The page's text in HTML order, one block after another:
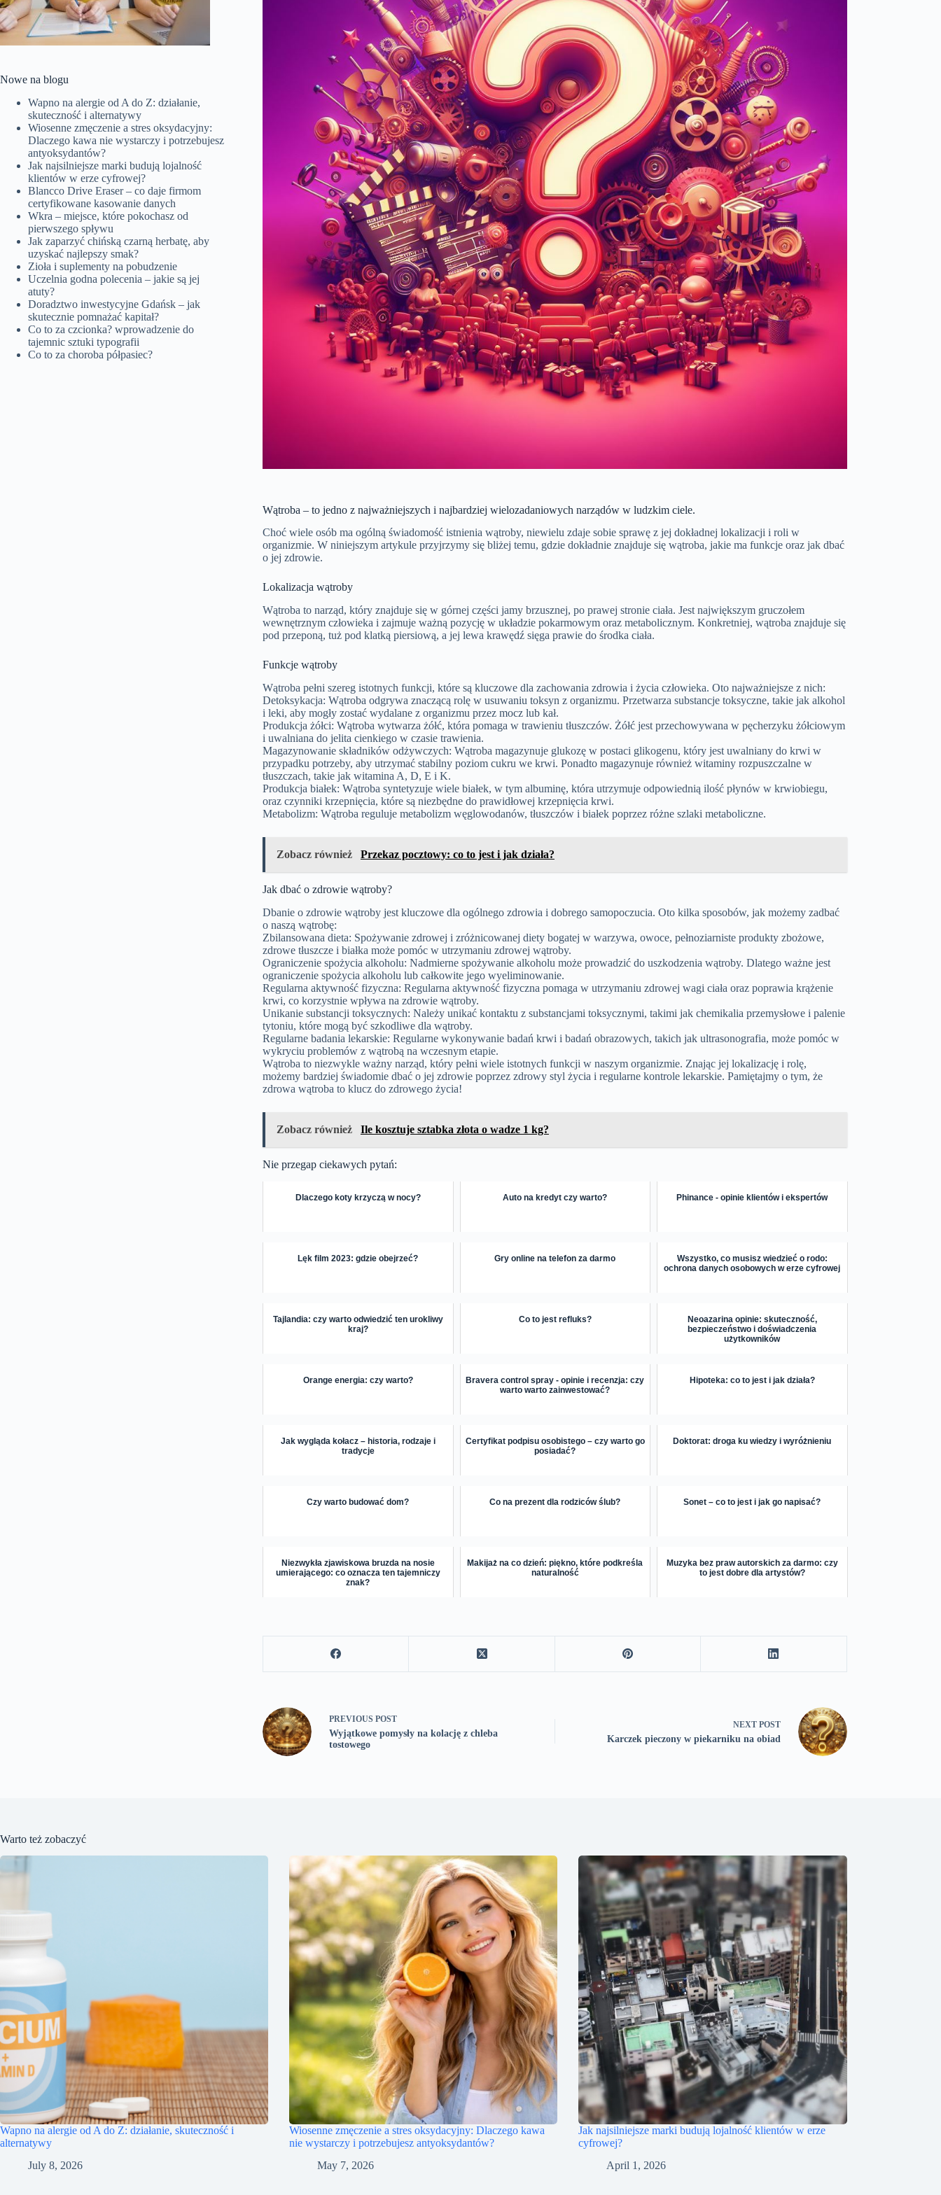
Wątroba – to jedno z najważniejszych i najbardziej wielozadaniowych narządów w ludzkim ciele.
Choć wiele osób ma ogólną świadomość istnienia wątroby, niewielu zdaje sobie sprawę z jej dokładnej lokalizacji i roli w
organizmie. W niniejszym artykule przyjrzymy się bliżej temu, gdzie dokładnie znajduje się wątroba, jakie ma funkcje oraz jak dbać
o jej zdrowie.
Lokalizacja wątroby
Wątroba to narząd, który znajduje się w górnej części jamy brzusznej, po prawej stronie ciała. Jest największym gruczołem
wewnętrznym człowieka i zajmuje ważną pozycję w układzie pokarmowym oraz metabolicznym. Konkretniej, wątroba znajduje się
pod przeponą, tuż pod klatką piersiową, a jej lewa krawędź sięga prawie do środka ciała.
Funkcje wątroby
Wątroba pełni szereg istotnych funkcji, które są kluczowe dla zachowania zdrowia i życia człowieka. Oto najważniejsze z nich:
Detoksykacja: Wątroba odgrywa znaczącą rolę w usuwaniu toksyn z organizmu. Przetwarza substancje toksyczne, takie jak alkohol
i leki, aby mogły zostać wydalane z organizmu przez mocz lub kał.
Produkcja żółci: Wątroba wytwarza żółć, która pomaga w trawieniu tłuszczów. Żółć jest przechowywana w pęcherzyku żółciowym
i uwalniana do jelita cienkiego w czasie trawienia.
Magazynowanie składników odżywczych: Wątroba magazynuje glukozę w postaci glikogenu, który jest uwalniany do krwi w
przypadku potrzeby, aby utrzymać stabilny poziom cukru we krwi. Ponadto magazynuje również witaminy rozpuszczalne w
tłuszczach, takie jak witamina A, D, E i K.
Produkcja białek: Wątroba syntetyzuje wiele białek, w tym albuminę, która utrzymuje odpowiednią ilość płynów w krwiobiegu,
oraz czynniki krzepnięcia, które są niezbędne do prawidłowej krzepnięcia krwi.
Metabolizm: Wątroba reguluje metabolizm węglowodanów, tłuszczów i białek poprzez różne szlaki metaboliczne.
Zobacz również Przekaz pocztowy: co to jest i jak działa?
Jak dbać o zdrowie wątroby?
Dbanie o zdrowie wątroby jest kluczowe dla ogólnego zdrowia i dobrego samopoczucia. Oto kilka sposobów, jak możemy zadbać
o naszą wątrobę:
Zbilansowana dieta: Spożywanie zdrowej i zróżnicowanej diety bogatej w warzywa, owoce, pełnoziarniste produkty zbożowe,
zdrowe tłuszcze i białka może pomóc w utrzymaniu zdrowej wątroby.
Ograniczenie spożycia alkoholu: Nadmierne spożywanie alkoholu może prowadzić do uszkodzenia wątroby. Dlatego ważne jest
ograniczenie spożycia alkoholu lub całkowite jego wyeliminowanie.
Regularna aktywność fizyczna: Regularna aktywność fizyczna pomaga w utrzymaniu zdrowej wagi ciała oraz poprawia krążenie
krwi, co korzystnie wpływa na zdrowie wątroby.
Unikanie substancji toksycznych: Należy unikać kontaktu z substancjami toksycznymi, takimi jak chemikalia przemysłowe i palenie
tytoniu, które mogą być szkodliwe dla wątroby.
Regularne badania lekarskie: Regularne wykonywanie badań krwi i badań obrazowych, takich jak ultrasonografia, może pomóc w
wykryciu problemów z wątrobą na wczesnym etapie.
Wątroba to niezwykle ważny narząd, który pełni wiele istotnych funkcji w naszym organizmie. Znając jej lokalizację i rolę,
możemy bardziej świadomie dbać o jej zdrowie poprzez zdrowy styl życia i regularne kontrole lekarskie. Pamiętajmy o tym, że
zdrowa wątroba to klucz do zdrowego życia!
Zobacz również Ile kosztuje sztabka złota o wadze 1 kg?
Nie przegap ciekawych pytań:
Dlaczego koty krzyczą w nocy? Auto na kredyt czy warto? Phinance - opinie klientów i ekspertów
Lęk film 2023: gdzie obejrzeć? Gry online na telefon za darmo
Wszystko, co musisz wiedzieć o rodo:
ochrona danych osobowych w erze cyfrowej
Tajlandia: czy warto odwiedzić ten urokliwy
kraj?
Co to jest refluks?
Neoazarina opinie: skuteczność,
bezpieczeństwo i doświadczenia
użytkowników
Orange energia: czy warto?
Bravera control spray - opinie i recenzja: czy
warto warto zainwestować?
Hipoteka: co to jest i jak działa?
Jak wygląda kołacz – historia, rodzaje i
tradycje
Certyfikat podpisu osobistego – czy warto go
posiadać?
Doktorat: droga ku wiedzy i wyróżnieniu
Czy warto budować dom? Co na prezent dla rodziców ślub? Sonet – co to jest i jak go napisać?
Niezwykła zjawiskowa bruzda na nosie
umierającego: co oznacza ten tajemniczy
znak?
Makijaż na co dzień: piękno, które podkreśla
naturalność
Muzyka bez praw autorskich za darmo: czy
to jest dobre dla artystów?
PREVIOUS POST
Wyjątkowe pomysły na kolację z chleba
tostowego
NEXT POST
Karczek pieczony w piekarniku na obiad
Nowe na blogu
Wapno na alergie od A do Z: działanie,
skuteczność i alternatywy
Wiosenne zmęczenie a stres oksydacyjny:
Dlaczego kawa nie wystarczy i potrzebujesz
antyoksydantów?
Jak najsilniejsze marki budują lojalność
klientów w erze cyfrowej?
Blancco Drive Eraser – co daje firmom
certyfikowane kasowanie danych
Wkra – miejsce, które pokochasz od
pierwszego spływu
Jak zaparzyć chińską czarną herbatę, aby
uzyskać najlepszy smak?
Zioła i suplementy na pobudzenie
Uczelnia godna polecenia – jakie są jej
atuty?
Doradztwo inwestycyjne Gdańsk – jak
skutecznie pomnażać kapitał?
Co to za czcionka? wprowadzenie do
tajemnic sztuki typografii
Co to za choroba półpasiec?
Warto też zobaczyć
Wapno na alergie od A do Z: działanie, skuteczność i
alternatywy
July 8, 2026
Wiosenne zmęczenie a stres oksydacyjny: Dlaczego kawa
nie wystarczy i potrzebujesz antyoksydantów?
May 7, 2026
Jak najsilniejsze marki budują lojalność klientów w erze
cyfrowej?
April 1, 2026